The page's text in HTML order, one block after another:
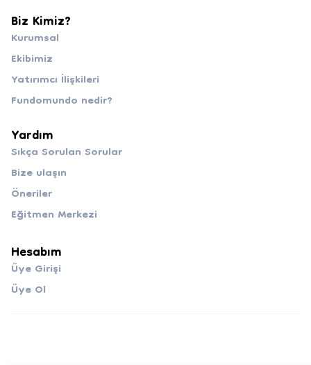
Biz Kimiz?
Kurumsal
Ekibimiz
Yatırımcı İlişkileri
Fundomundo nedir?
Yardım
Sıkça Sorulan Sorular
Bize ulaşın
Öneriler
Eğitmen Merkezi
Hesabım
Üye Girişi
Üye Ol